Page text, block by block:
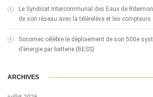
Le Syndicat Intercommunal des Eaux de
de son réseau avec la télérelève et les compteurs
Socomec célèbre le déploiement de son 500e
d’énergie par batterie (BESS)
ARCHIVES